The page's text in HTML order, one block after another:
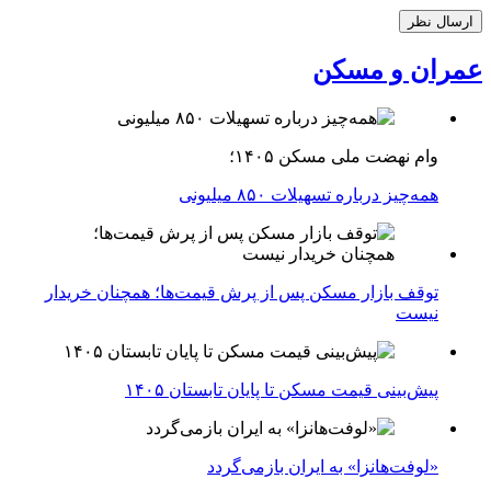
عمران و مسکن
وام نهضت ملی مسکن ۱۴۰۵؛
همه‌چیز درباره تسهیلات ۸۵۰ میلیونی
توقف بازار مسکن پس از پرش قیمت‌ها؛ همچنان خریدار
نیست
پیش‌بینی قیمت مسکن تا پایان تابستان ۱۴۰۵
«لوفت‌هانزا» به ایران بازمی‌گردد